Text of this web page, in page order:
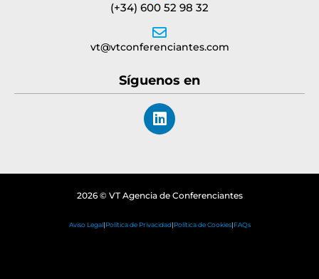
(+34) 600 52 98 32
vt@vtconferenciantes.com
Síguenos en
L
i
d
n
2026 © VT Agencia de Conferenciantes
Aviso Legal|Política de Privacidad|Política de Cookies|FAQs